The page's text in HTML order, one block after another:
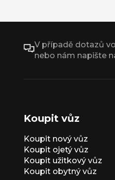
V případě dotazů
nebo nám napište
Koupit vůz
Koupit nový vůz
Koupit ojetý vůz
Koupit užitkový vůz
Koupit obytný vůz